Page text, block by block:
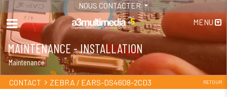
NOUS CONTACTER
MENU
MAINTENANCE - INSTALLATION
Maintenance
CONTACT ZEBRA / EARS-DS4608-2CD3 RETOUR